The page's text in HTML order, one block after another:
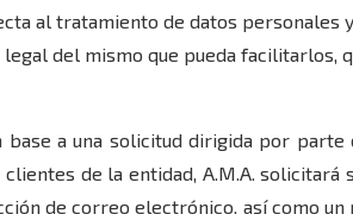
al tratamiento de datos personales
del mismo que pueda facilitarlos,
base a una solicitud dirigida por
de la entidad, A.M.A. solicitará
de correo electrónico, así como un